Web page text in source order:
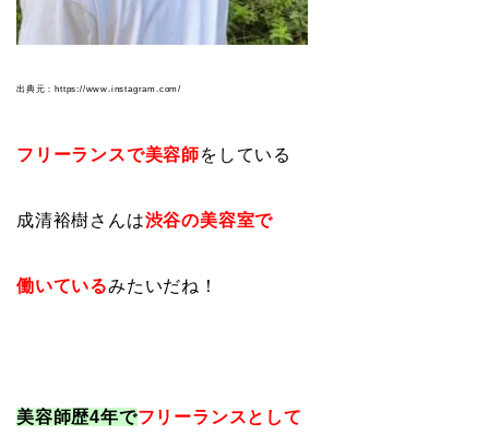
出典元：https://www.instagram.com/
フリーランスで美容師をしている
成清裕樹さんは渋谷の美容室で
働いているみたいだね！
美容師歴4年でフリーランスとして